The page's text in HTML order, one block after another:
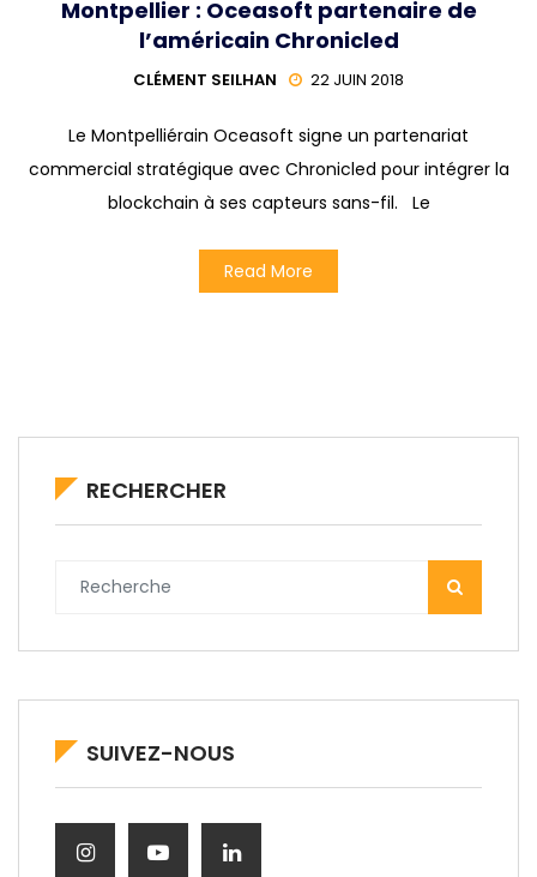
Montpellier : Oceasoft partenaire de
l’américain Chronicled
CLÉMENT SEILHAN 22 JUIN 2018
Le Montpelliérain Oceasoft signe un partenariat
commercial stratégique avec Chronicled pour intégrer la
blockchain à ses capteurs sans-fil. Le
Read More
RECHERCHER
SUIVEZ-NOUS